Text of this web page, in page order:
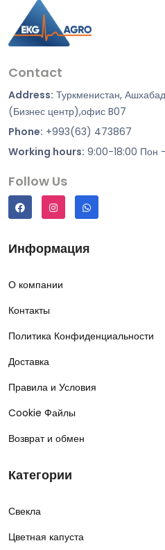
Contact
Address: Туркменистан,
(Бизнес центр),офис B07
Phone: +993(63) 473867
Working hours: 9:00-18:00 Пон
Follow Us
Информация
О компании
Контакты
Политика Конфиденциальности
Доставка
Правила и Условия
Cookie Файлы
Возврат и обмен
Категории
Свекла
Цветная капуста